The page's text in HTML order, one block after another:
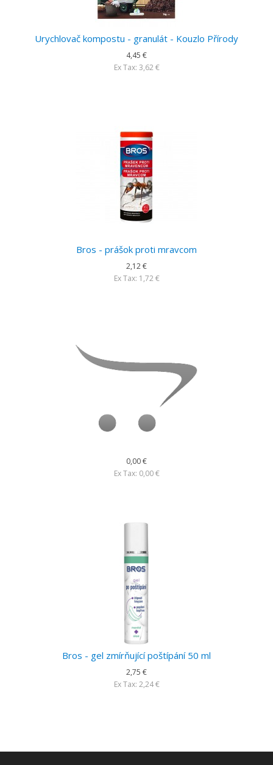
Urychlovač kompostu - granulát - Kouzlo Přírody
4,45 €
Ex Tax: 3,62 €
Bros - prášok proti mravcom
2,12 €
Ex Tax: 1,72 €
0,00 €
Ex Tax: 0,00 €
Bros - gel zmírňující poštípání 50 ml
2,75 €
Ex Tax: 2,24 €